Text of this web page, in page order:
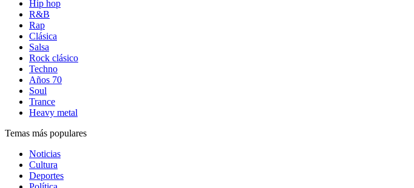
Hip hop
R&B
Rap
Clásica
Salsa
Rock clásico
Techno
Años 70
Soul
Trance
Heavy metal
Temas más populares
Noticias
Cultura
Deportes